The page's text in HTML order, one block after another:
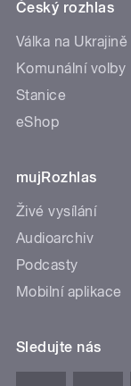
Český rozhlas
Válka na Ukrajině
Komunální volby
Stanice
eShop
mujRozhlas
Živé vysílání
Audioarchiv
Podcasty
Mobilní aplikace
Sledujte nás